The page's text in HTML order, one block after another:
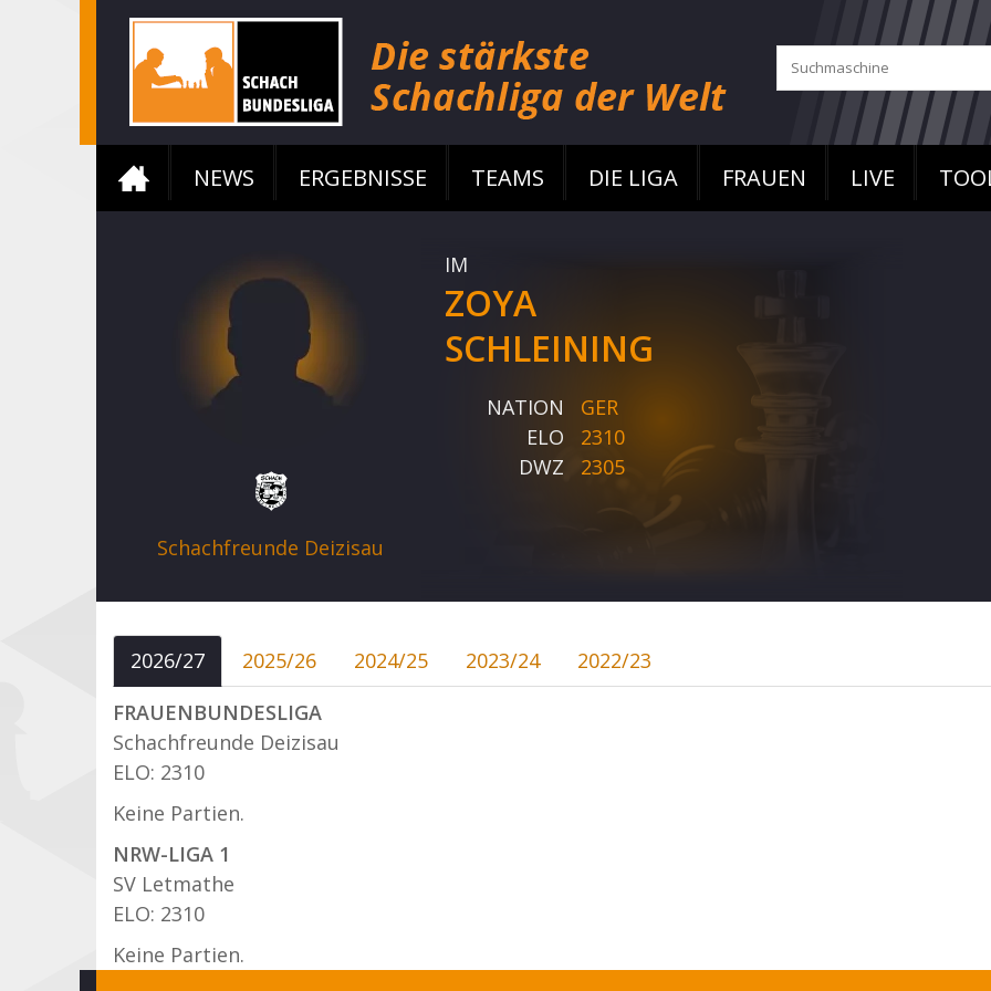
NEWS ERGEBNISSE TEAMS DIE LIGA FRAUEN LIVE
Schachfreunde Deizisau
IM
ZOYA
SCHLEINING
NATION
GER
ELO
2310
DWZ
2305
2026/27 2025/26 2024/25 2023/24
2022/23
FRAUENBUNDESLIGA
Schachfreunde Deizisau
ELO: 2310
Keine Partien.
NRW-LIGA 1
SV Letmathe
ELO: 2310
Keine Partien.